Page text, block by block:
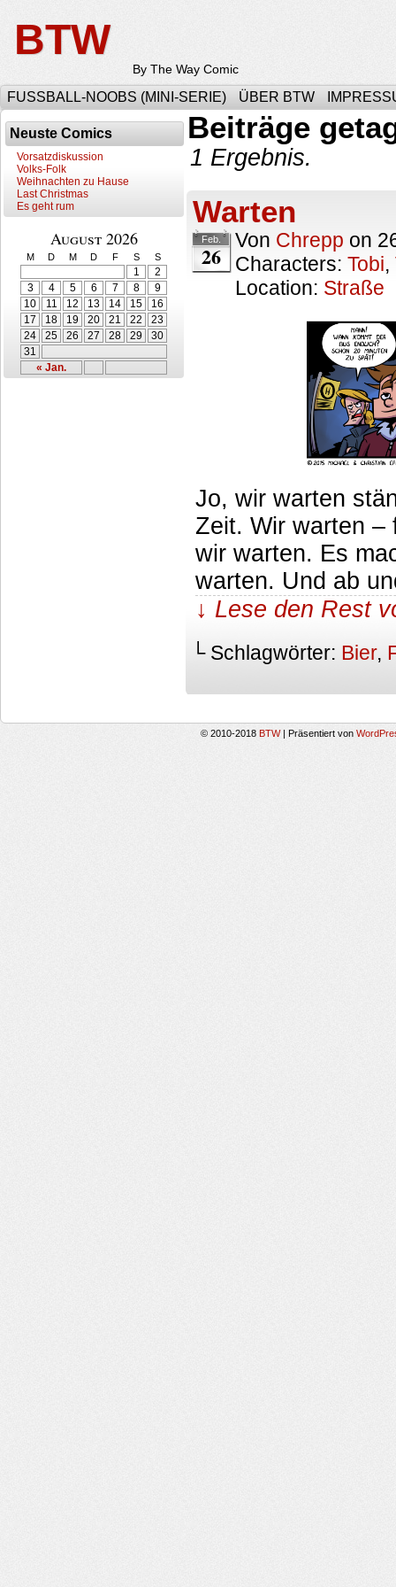
BTW
By The Way Comic
FUSSBALL-NOOBS (MINI-SERIE) ÜBER BTW
Neuste Comics
Vorsatzdiskussion
Volks-Folk
Weihnachten zu Hause
Last Christmas
Es geht rum
August 2026
M D M D F S S
« Jan.
1
2
3
4 5 6 7 8
9
10
11 12 13 14 15
16
17
18 19 20 21 22
23
24
25 26 27 28 29
30
31
Beiträge
1 Ergebnis.
Warten
Feb.
26
Von Chrepp on
Characters: Tobi,
Location: Straße
Jo, wir warten
Zeit. Wir warten –
wir warten. Es
warten. Und ab
↓ Lese den Rest
└ Schlagwörter: Bier,
© 2010-2018 BTW Präsentiert von